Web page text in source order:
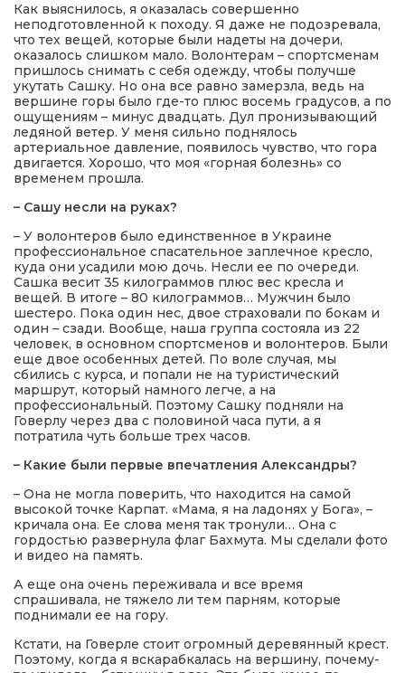
Как выяснилось, я оказалась совершенно
неподготовленной к походу. Я даже не подозревала,
что тех вещей, которые были надеты на дочери,
оказалось слишком мало. Волонтерам – спортсменам
пришлось снимать с себя одежду, чтобы получше
укутать Сашку. Но она все равно замерзла, ведь на
вершине горы было где-то плюс восемь градусов, а по
ощущениям – минус двадцать. Дул пронизывающий
ледяной ветер. У меня сильно поднялось
артериальное давление, появилось чувство, что гора
двигается. Хорошо, что моя «горная болезнь» со
временем прошла.
– Сашу несли на руках?
– У волонтеров было единственное в Украине
профессиональное спасательное заплечное кресло,
куда они усадили мою дочь. Несли ее по очереди.
Сашка весит 35 килограммов плюс вес кресла и
вещей. В итоге – 80 килограммов… Мужчин было
шестеро. Пока один нес, двое страховали по бокам и
один – сзади. Вообще, наша группа состояла из 22
человек, в основном спортсменов и волонтеров. Были
еще двое особенных детей. По воле случая, мы
сбились с курса, и попали не на туристический
маршрут, который намного легче, а на
профессиональный. Поэтому Сашку подняли на
Говерлу через два с половиной часа пути, а я
потратила чуть больше трех часов.
– Какие были первые впечатления Александры?
– Она не могла поверить, что находится на самой
высокой точке Карпат. «Мама, я на ладонях у Бога», –
кричала она. Ее слова меня так тронули… Она с
гордостью развернула флаг Бахмута. Мы сделали фото
и видео на память.
А еще она очень переживала и все время
спрашивала, не тяжело ли тем парням, которые
поднимали ее на гору.
Кстати, на Говерле стоит огромный деревянный крест.
Поэтому, когда я вскарабкалась на вершину, почему-